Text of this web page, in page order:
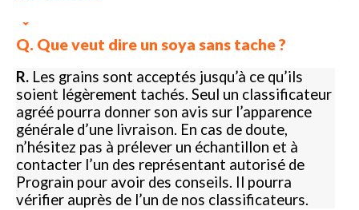
Q. Que veut dire un soya sans tache ?
R. Les grains sont acceptés jusqu’à ce qu’ils
soient légèrement tachés. Seul un classificateur
agréé pourra donner son avis sur l’apparence
générale d’une livraison. En cas de doute,
n’hésitez pas à prélever un échantillon et à
contacter l’un des représentant autorisé de
Prograin pour avoir des conseils. Il pourra
vérifier auprès de l’un de nos classificateurs.